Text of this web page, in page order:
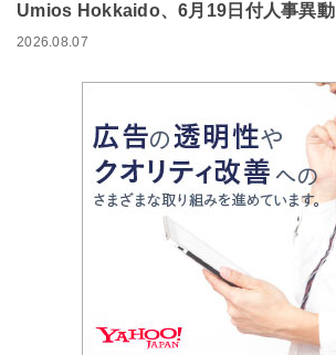
Umios Hokkaido、6月19日付人事異動
2026.08.07